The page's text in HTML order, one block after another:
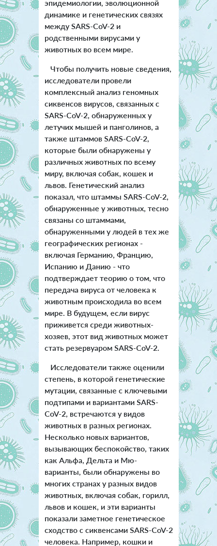
эпидемиологии, эволюционной
динамике и генетических связях
между SARS-CoV-2 и
родственными вирусами у
животных во всем мире.
Чтобы получить новые сведения,
исследователи провели
комплексный анализ геномных
сиквенсов вирусов, связанных с
SARS-CoV-2, обнаруженных у
летучих мышей и панголинов, а
также штаммов SARS-CoV-2,
которые были обнаружены у
различных животных по всему
миру, включая собак, кошек и
львов. Генетический анализ
показал, что штаммы SARS-CoV-2,
обнаруженные у животных, тесно
связаны со штаммами,
обнаруженными у людей в тех же
географических регионах -
включая Германию, Францию,
Испанию и Данию - что
подтверждает теорию о том, что
передача вируса от человека к
животным происходила во всем
мире. В будущем, если вирус
приживется среди животных-
хозяев, этот вид животных может
стать резервуаром SARS-CoV-2.
Исследователи также оценили
степень, в которой генетические
мутации, связанные с ключевыми
подтипами и вариантами SARS-
CoV-2, встречаются у видов
животных в разных регионах.
Несколько новых вариантов,
вызывающих беспокойство, таких
как Альфа, Дельта и Мю-
варианты, были обнаружены во
многих странах у разных видов
животных, включая собак, горилл,
львов и кошек, и эти варианты
показали заметное генетическое
сходство с сиквенсами SARS-CoV-2
человека. Например, кошки и